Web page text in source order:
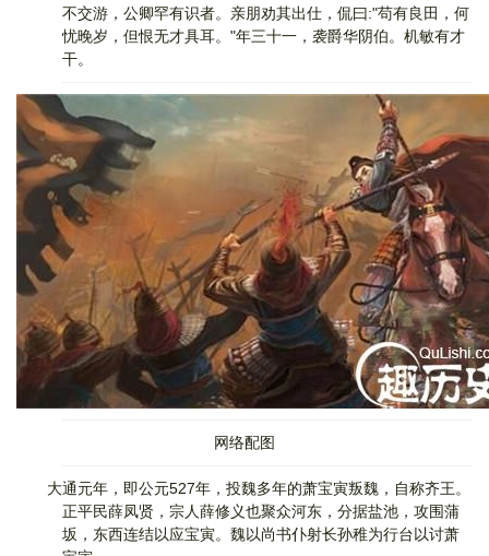
不交游，公卿罕有识者。亲朋劝其出仕，侃曰:"苟有良田，何
忧晚岁，但恨无才具耳。"年三十一，袭爵华阴伯。机敏有才
干。
网络配图
大通元年，即公元527年，投魏多年的萧宝寅叛魏，自称齐王。
正平民薛凤贤，宗人薛修义也聚众河东，分据盐池，攻围蒲
坂，东西连结以应宝寅。魏以尚书仆射长孙稚为行台以讨萧